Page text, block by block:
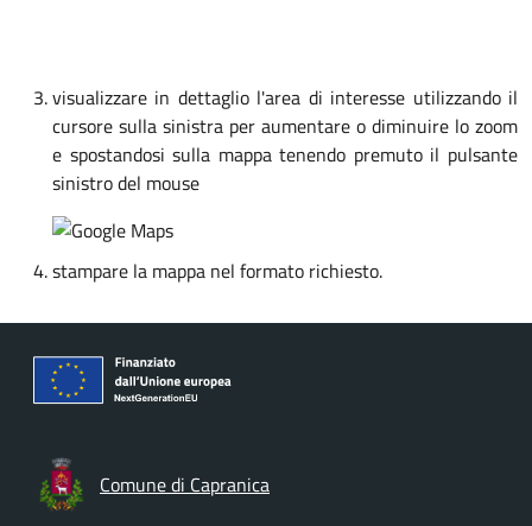
visualizzare in dettaglio l'area di interesse utilizzando il
cursore sulla sinistra per aumentare o diminuire lo zoom
e spostandosi sulla mappa tenendo premuto il pulsante
sinistro del mouse
stampare la mappa nel formato richiesto.
Comune di Capranica